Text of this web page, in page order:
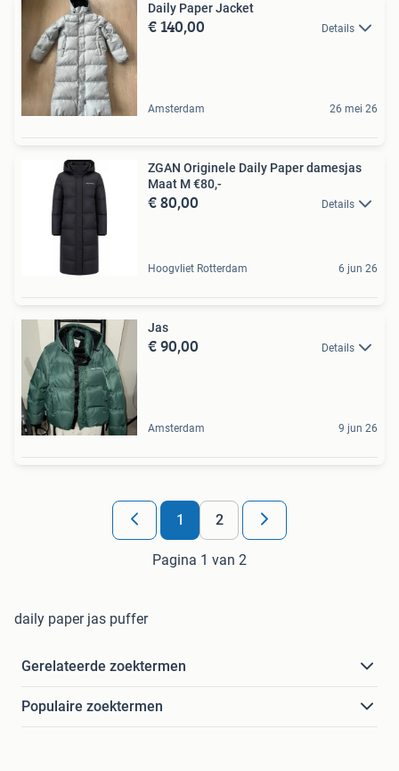
Daily Paper Jacket
€ 140,00 Details
Amsterdam 26 mei 26
ZGAN Originele Daily Paper damesjas
Maat M €80,-
€ 80,00 Details
Hoogvliet Rotterdam 6 jun 26
Jas
€ 90,00 Details
Amsterdam 9 jun 26
1 2
Pagina 1 van 2
daily paper jas puffer
Gerelateerde zoektermen
Populaire zoektermen